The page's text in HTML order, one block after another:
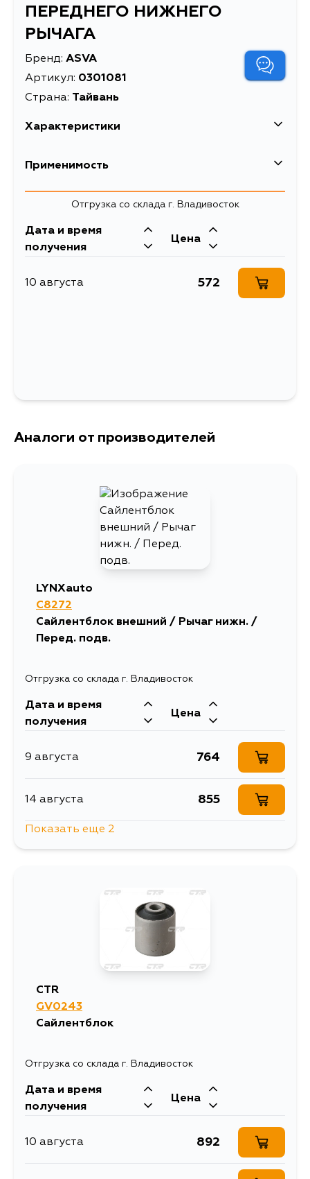
ПЕРЕДНЕГО НИЖНЕГО
РЫЧАГА
Бренд: ASVA
Артикул: 0301081
Страна: Тайвань
Характеристики
Масса, кг
Описание
НИЖНЕГО РЫЧАГА
Товарная группа
сайлентблоки рычагов
подвески
Применимость
Отгрузка со склада г. Владивосток
Дата и время
получения
Цена
10 августа 572
Аналоги от производителей
LYNXauto
C8272
Сайлентблок внешний / Рычаг нижн. /
Перед. подв.
Отгрузка со склада г. Владивосток
Дата и время
получения
Цена
9 августа 764
14 августа 855
Показать еще 2
CTR
GV0243
Сайлентблок
Отгрузка со склада г. Владивосток
Дата и время
получения
Цена
10 августа 892